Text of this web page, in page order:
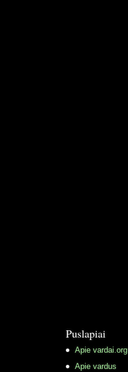
Puslapiai
Apie vardai.org
Apie vardus